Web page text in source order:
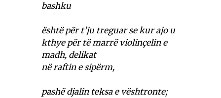
bashku
është për t’ju treguar se kur ajo u
kthye për të marrë violinçelin e
madh, delikat
në raftin e sipërm,
pashë djalin teksa e vështronte;